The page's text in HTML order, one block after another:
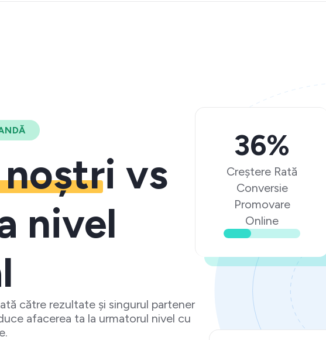
vs
nivel
către rezultate și singurul partener
afacerea ta la urmatorul nivel cu
36%
Creștere Rată
Conversie
Promovare
Online